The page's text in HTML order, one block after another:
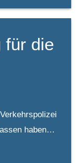
für die
haben…